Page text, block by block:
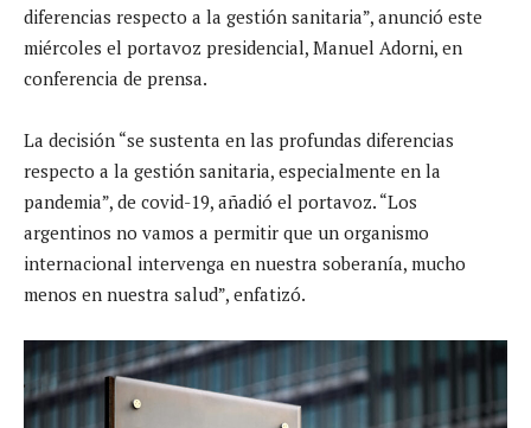
diferencias respecto a la gestión sanitaria”, anunció este
miércoles el portavoz presidencial, Manuel Adorni, en
conferencia de prensa.
La decisión “se sustenta en las profundas diferencias
respecto a la gestión sanitaria, especialmente en la
pandemia”, de covid-19, añadió el portavoz. “Los
argentinos no vamos a permitir que un organismo
internacional intervenga en nuestra soberanía, mucho
menos en nuestra salud”, enfatizó.